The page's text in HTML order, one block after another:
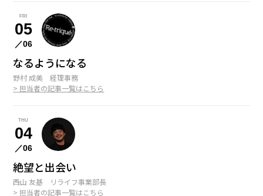
FRI
05
／06
なるようになる
野村 成美 経理事務
> 担当者の記事一覧はこちら
THU
04
／06
絶望と出会い
西山 友基 リライフ事業部長
> 担当者の記事一覧はこちら